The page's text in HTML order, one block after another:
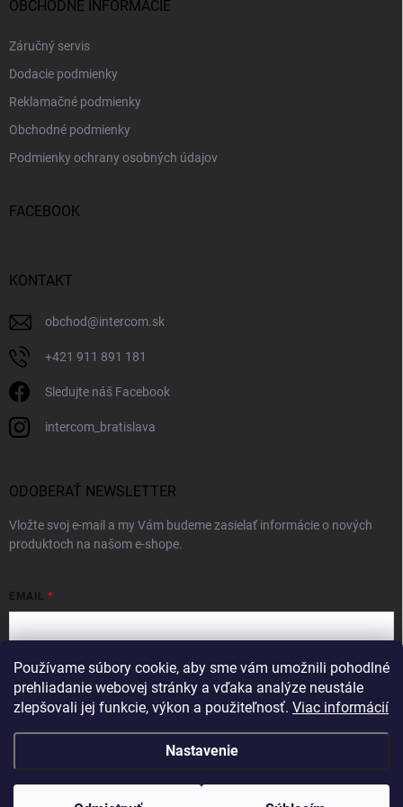
Používame súbory cookie, aby sme vám umožnili pohodlné
prehliadanie webovej stránky a vďaka analýze neustále
zlepšovali jej funkcie, výkon a použiteľnosť. Viac informácií
Nastavenie
OBCHODNÉ INFORMÁCIE
Záručný servis
Dodacie podmienky
Reklamačné podmienky
Obchodné podmienky
Podmienky ochrany osobných údajov
FACEBOOK
KONTAKT
obchod@intercom.sk
+421 911 891 181
Sledujte náš Facebook
intercom_bratislava
ODOBERAŤ NEWSLETTER
Vložte svoj e-mail a my Vám budeme zasielať informácie o nových
produktoch na našom e-shope.
EMAIL
Vložením e-mailu súhlasíte spodmienkami ochrany osobných údajov
Prihlásiť sa
Copyright 2026 . Všetky práva vyhradené.